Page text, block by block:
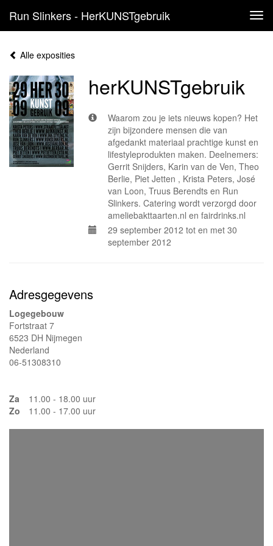
Run Slinkers - HerKUNSTgebruik
Alle exposities
herKUNSTgebruik
Waarom zou je iets nieuws kopen? Het
zijn bijzondere mensen die van
afgedankt materiaal prachtige kunst en
lifestyleprodukten maken. Deelnemers:
Gerrit Snijders, Karin van de Ven, Theo
Berlie, Piet Jetten , Krista Peters, José
van Loon, Truus Berendts en Run
Slinkers. Catering wordt verzorgd door
ameliebakttaarten.nl en fairdrinks.nl
29 september 2012 tot en met 30
september 2012
Adresgegevens
Logegebouw
Fortstraat 7
6523 DH Nijmegen
Nederland
06-51308310
Za
11.00 - 18.00 uur
Zo
11.00 - 17.00 uur